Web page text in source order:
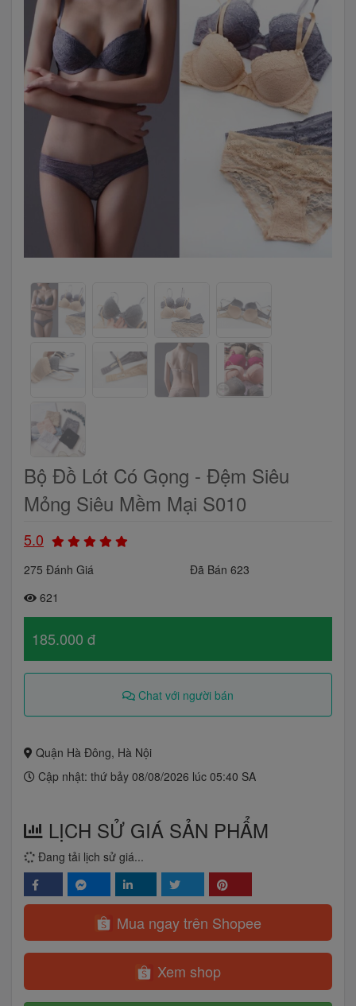
Bộ Đồ Lót Có Gọng - Đệm Siêu
Mỏng Siêu Mềm Mại S010
5.0
275 Đánh Giá
Đã Bán 623
621
185.000 đ
Chat với người bán
Quận Hà Đông, Hà Nội
Cập nhật: thứ bảy 08/08/2026 lúc 05:40 SA
LỊCH SỬ GIÁ SẢN PHẨM
Đang tải lịch sử giá...
Mua ngay trên Shopee
Xem shop